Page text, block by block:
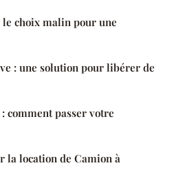
le choix malin pour une
: une solution pour libérer de
comment passer votre
la location de Camion à